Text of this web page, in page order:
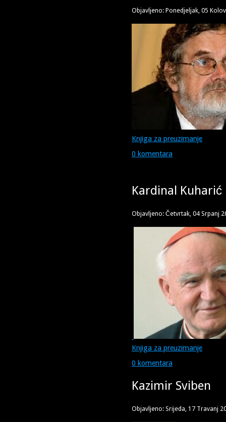
Objavljeno: Ponedjeljak, 05
Knjiga za preuzimanje
0 komentara
Kardinal Kuharić
Objavljeno: Četvrtak, 04 Srpanj
Knjiga za preuzimanje
0 komentara
Kazimir Sviben
Objavljeno: Srijeda, 17 Travanj